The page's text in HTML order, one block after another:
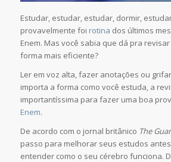
Estudar, estudar, estudar, dormir,
provavelmente foi rotina dos últimos
Enem. Mas você sabia que dá pra
forma mais eficiente?
Ler em voz alta, fazer anotações ou
importa a forma como você estuda, a
importantíssima para fazer uma boa
Enem.
De acordo com o jornal britânico The
passo para melhorar seus estudos
entender como o seu cérebro funciona.